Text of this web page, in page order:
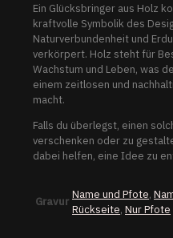
Ein Glücksbringer aus Holz
kraftvolle Symbolik des
Naturverbundenheit und
verkörpert. Holz steht für
Wachstum und Leben, was
einem zeitlosen und
macht.
Falls du überlegst, einen
verschenken oder zu
dabei helfen, eine Idee zu
Gravur
Name und Pfote,
Rückseite, Nur Pfote